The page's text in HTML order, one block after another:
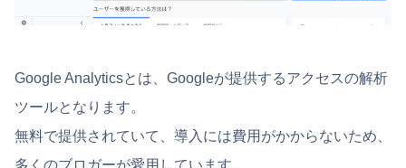
Google Analyticsとは、Googleが提供するアクセスの解析
ツールとなります。
無料で提供されていて、導入には費用がかからないため、